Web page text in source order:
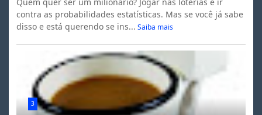
contra as probabilidades estatísticas. Mas se você já sabe
disso e está querendo se ins... Saiba mais
3